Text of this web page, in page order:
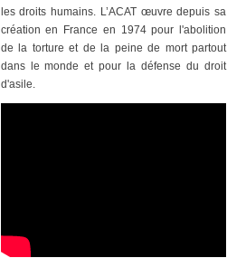
les droits humains. L’ACAT œuvre depuis sa
création en France en 1974 pour l'abolition
de la torture et de la peine de mort partout
dans le monde et pour la défense du droit
d'asile.